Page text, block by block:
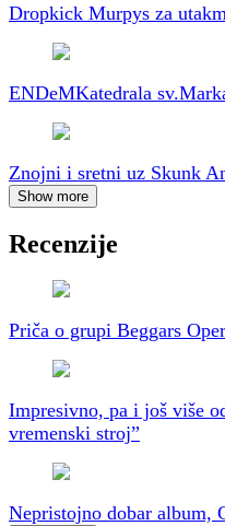
Dropkick Murpys za
ENDeMKatedrala
Znojni i sretni uz Skunk
Show more
Recenzije
Priča o grupi Beggars
Impresivno, pa i još više
vremenski stroj”
Nepristojno dobar album,